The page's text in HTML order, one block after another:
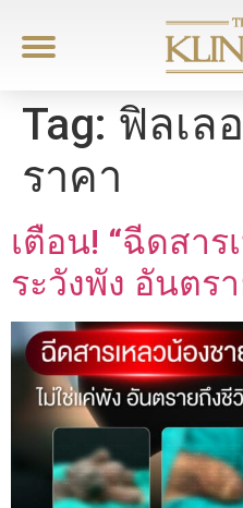
Tag: ฟิลเล
ราคา
เตือน! “ฉีดสา
ระวังพัง อันตร